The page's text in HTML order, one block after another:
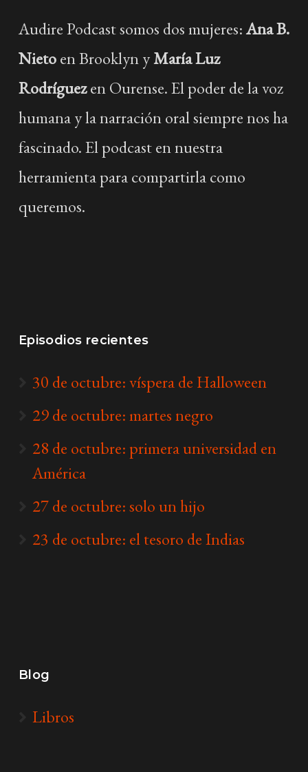
Audire Podcast somos dos mujeres:Ana B.
Nietoen Brooklyn yMaría Luz
Rodríguezen Ourense. El poder de la voz
humana y la narración oral siempre nos ha
fascinado. El podcast en nuestra
herramienta para compartirla como
queremos.
Episodios recientes
30 de octubre: víspera de Halloween
29 de octubre: martes negro
28 de octubre: primera universidad en
América
27 de octubre: solo un hijo
23 de octubre: el tesoro de Indias
Blog
Libros